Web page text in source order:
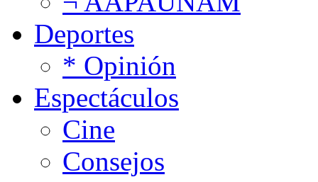
Deportes
* Opinión
Espectáculos
Cine
Consejos